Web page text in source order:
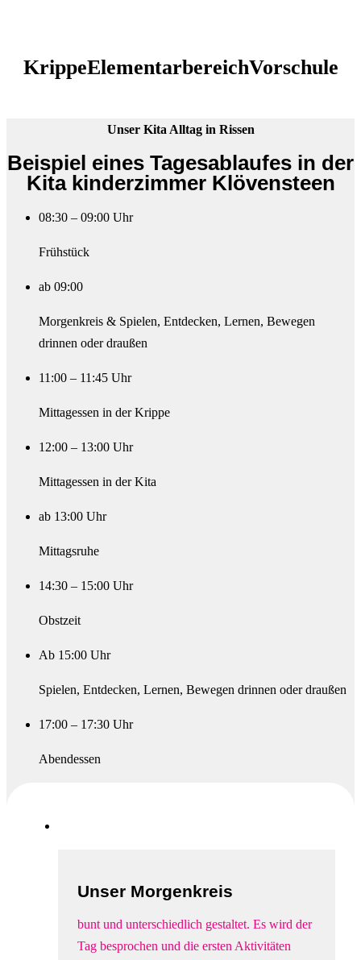
KrippeElementarbereichVorschule
Unser Kita Alltag in Rissen
Beispiel eines Tagesablaufes in der
Kita kinderzimmer Klövensteen
08:30 – 09:00 Uhr
Frühstück
ab 09:00
Morgenkreis & Spielen, Entdecken, Lernen, Bewegen
drinnen oder draußen
11:00 – 11:45 Uhr
Mittagessen in der Krippe
12:00 – 13:00 Uhr
Mittagessen in der Kita
ab 13:00 Uhr
Mittagsruhe
14:30 – 15:00 Uhr
Obstzeit
Ab 15:00 Uhr
Spielen, Entdecken, Lernen, Bewegen drinnen oder draußen
17:00 – 17:30 Uhr
Abendessen
Unser Morgenkreis
bunt und unterschiedlich gestaltet. Es wird der
Tag besprochen und die ersten Aktivitäten